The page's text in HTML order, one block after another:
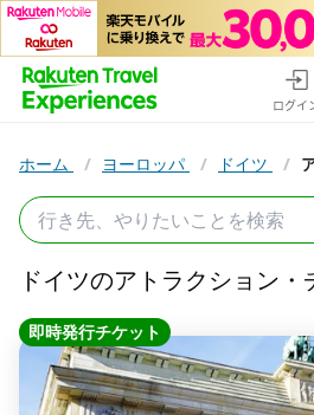
ログイ
ホーム / ヨーロッパ / ドイツ /
ドイツのアトラクション・
即時発行チケット